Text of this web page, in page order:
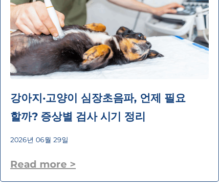
강아지·고양이 심장초음파, 언제 필요
할까? 증상별 검사 시기 정리
2026년 06월 29일
Read more >